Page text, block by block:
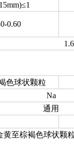
0.60
色球状颗粒
Na
通用
至棕褐色球状颗粒